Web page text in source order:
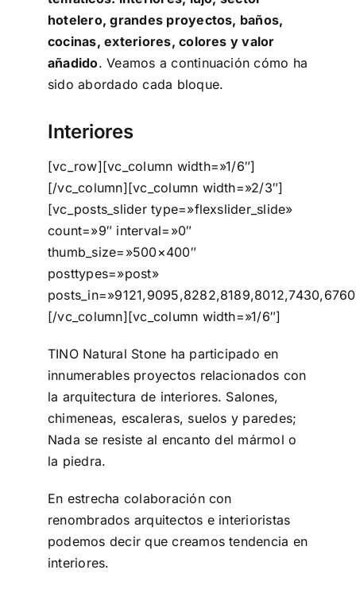
hotelero, grandes proyectos, baños,
cocinas, exteriores, colores y valor
añadido. Veamos a continuación cómo ha
sido abordado cada bloque.
Interiores
[vc_row][vc_column width=»1/6″]
[/vc_column][vc_column width=»2/3″]
[vc_posts_slider type=»flexslider_slide»
count=»9″ interval=»0″
thumb_size=»500×400″
posttypes=»post»
[/vc_column][vc_column width=»1/6″]
TINO Natural Stone ha participado en
innumerables proyectos relacionados con
la arquitectura de interiores. Salones,
chimeneas, escaleras, suelos y paredes;
Nada se resiste al encanto del mármol o
la piedra.
En estrecha colaboración con
renombrados arquitectos e interioristas
podemos decir que creamos tendencia en
interiores.